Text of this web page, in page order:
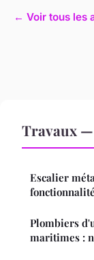
← Voir tous les
Travaux —
Escalier
fonctionnalité
Plombiers
maritimes :